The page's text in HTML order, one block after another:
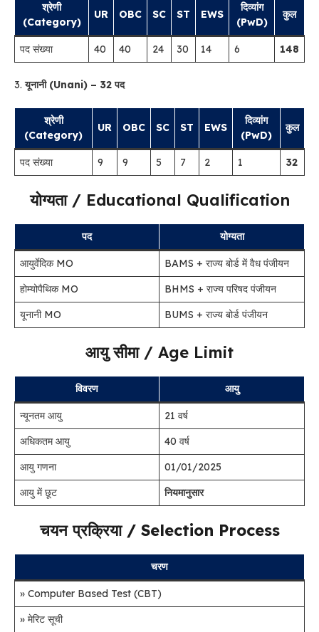
श्रेणी
(Category)
UR OBC SC ST EWS
दिव्यांग
(PwD)
कुल
पद संख्या 40 40 24 30 14 6 148
3.यूनानी (Unani) – 32 पद
श्रेणी
(Category)
UR OBC SC ST EWS
दिव्यांग
(PwD)
कुल
पद संख्या 9 9 5 7 2 1 32
योग्यता / Educational Qualification
पद योग्यता
आयुर्वेदिक MO
BAMS + राज्य बोर्ड में वैध पंजीयन
होम्योपैथिक MO
BHMS + राज्य परिषद पंजीयन
यूनानी MO
BUMS + राज्य बोर्ड पंजीयन
आयु सीमा / Age Limit
विवरण आयु
न्यूनतम आयु
21 वर्ष
अधिकतम आयु
40 वर्ष
आयु गणना
01/01/2025
आयु में छूट
नियमानुसार
चयन प्रक्रिया / Selection Process
चरण
» Computer Based Test (CBT)
» मेरिट सूची